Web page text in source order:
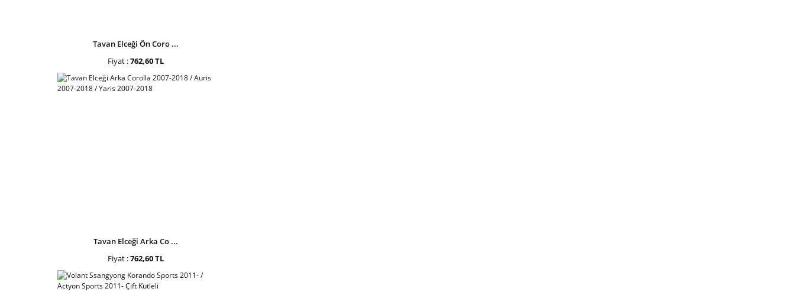
Tavan Elceği Ön Coro ...
Fiyat :762,60 TL
Tavan Elceği Arka Co ...
Fiyat :762,60 TL